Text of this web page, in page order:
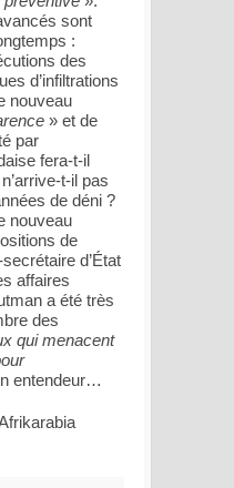
sont
:
des
d’infiltrations
nouveau
» et de
par
fera-t-il
t-il pas
de déni ?
nouveau
de
d’État
affaires
a été très
des
qui menacent
entendeur…